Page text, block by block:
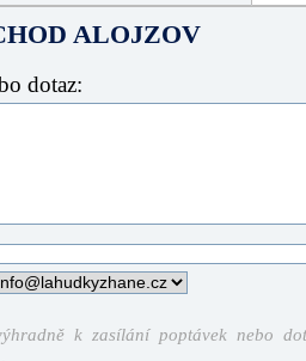
ALOJZOV
dotaz:
k zasílání poptávek nebo